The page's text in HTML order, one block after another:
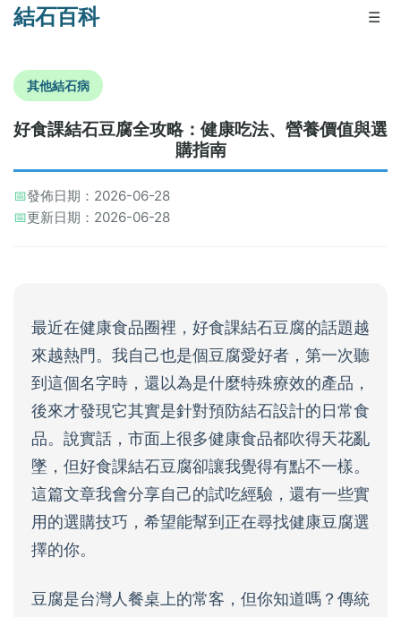
結石百科 ☰
其他結石病
好食課結石豆腐全攻略：健康吃法、營養價值與選
購指南
📅發佈日期：2026-06-28
📅更新日期：2026-06-28
最近在健康食品圈裡，好食課結石豆腐的話題越
來越熱門。我自己也是個豆腐愛好者，第一次聽
到這個名字時，還以為是什麼特殊療效的產品，
後來才發現它其實是針對預防結石設計的日常食
品。說實話，市面上很多健康食品都吹得天花亂
墜，但好食課結石豆腐卻讓我覺得有點不一樣。
這篇文章我會分享自己的試吃經驗，還有一些實
用的選購技巧，希望能幫到正在尋找健康豆腐選
擇的你。
豆腐是台灣人餐桌上的常客，但你知道嗎？傳統